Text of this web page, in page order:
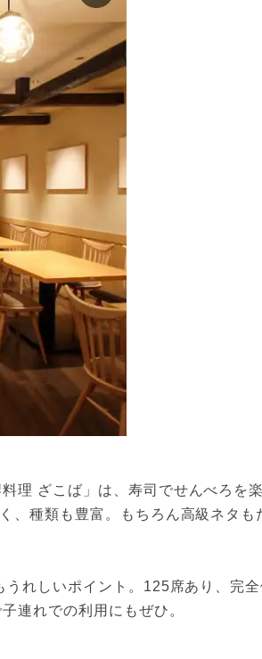
理 ざこば」は、寿司でせんべろを
、種類も豊富。もちろん高級ネタも
れしいポイント。125席あり、完全
連れでの利用にもぜひ。